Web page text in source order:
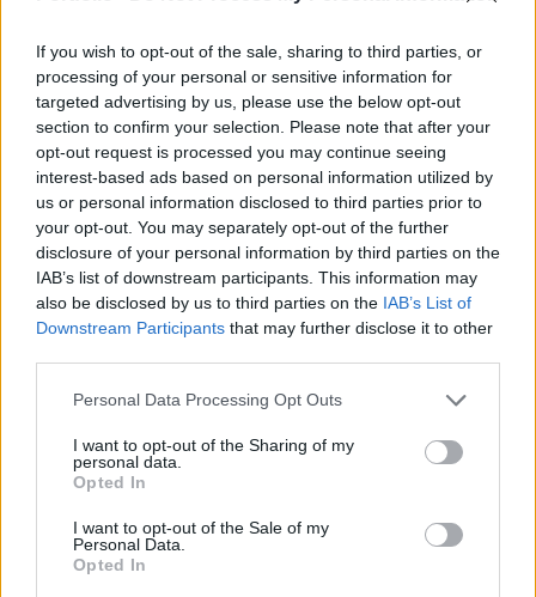
If you wish to opt-out of the sale, sharing to third parties, or
processing of your personal or sensitive information for
targeted advertising by us, please use the below opt-out
section to confirm your selection. Please note that after your
opt-out request is processed you may continue seeing
interest-based ads based on personal information utilized by
us or personal information disclosed to third parties prior to
your opt-out. You may separately opt-out of the further
disclosure of your personal information by third parties on the
IAB’s list of downstream participants. This information may
also be disclosed by us to third parties on the IAB’s List of
Downstream Participants that may further disclose it to other
Personal Data Processing Opt Outs
I want to opt-out of the Sharing of my
personal data.
Opted In
I want to opt-out of the Sale of my
Personal Data.
Opted In
Az orosz ellenzéki politikus halálhírét az orosz állami
börtönfenntartó szolgálat közölte. Alekszej Navalnij egy
északi-sarkkörtől nem messze található börtöntáborban
raboskodott, csak itt 19 éves börtönbüntetést szabott rá ki
az orosz állami ügyészség. Összekötőkön keresztül
rendszeresen kommunikált a külvilággal, legutóbb az idén
tavasszal esedékes elnökválasztás...
KEDVES OLVASÓNK!
Az előfizetés a következőket tartalmazza:
Portfolio.hu teljes cikkarchívum
Kötéslisták: BÉT elmúlt 2 év napon belüli
kötéslistái